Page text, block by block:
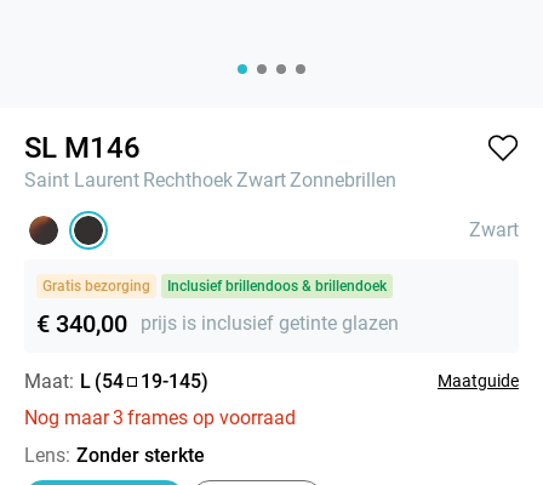
SL M146
Saint Laurent RechthoekZwartZonnebrillen
Zwart
Gratis bezorging Inclusief brillendoos & brillendoek
€ 340,00 prijs is inclusief getinte glazen
Maat: L (54 19-145) Maatguide
Nog maar3 frames op voorraad
Lens: Zonder sterkte